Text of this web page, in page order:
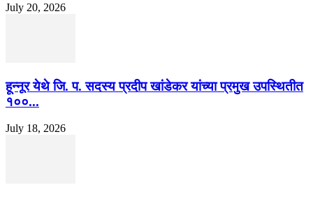
July 20, 2026
हून्नूर येथे जि. प. सदस्य प्रदीप खांडेकर यांच्या प्रमुख उपस्थितीत
१००...
July 18, 2026